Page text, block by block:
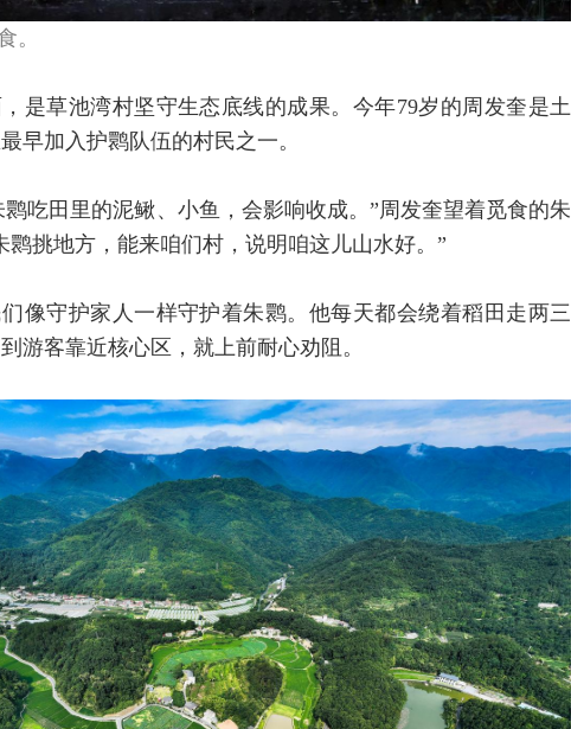
。
是草池湾村坚守生态底线的成果。今年79岁的周发奎是土
早加入护鹮队伍的村民之一。
吃田里的泥鳅、小鱼，会影响收成。”周发奎望着觅食的朱
挑地方，能来咱们村，说明咱这儿山水好。”
像守护家人一样守护着朱鹮。他每天都会绕着稻田走两三
游客靠近核心区，就上前耐心劝阻。